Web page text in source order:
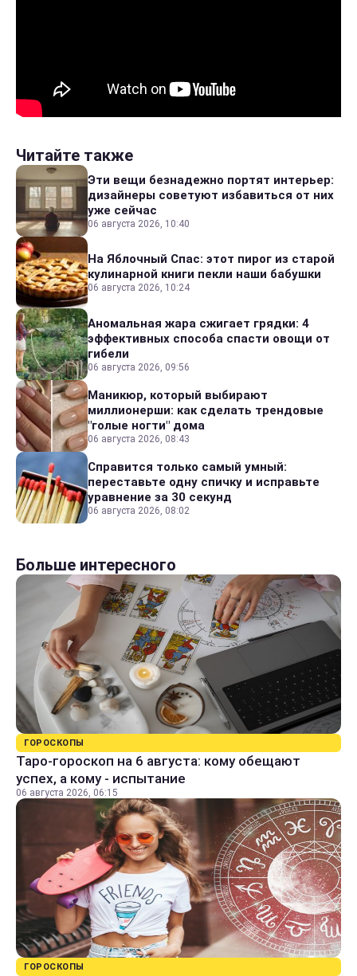
Читайте также
Эти вещи безнадежно портят интерьер:
дизайнеры советуют избавиться от них
уже сейчас
06 августа 2026, 10:40
На Яблочный Спас: этот пирог из старой
кулинарной книги пекли наши бабушки
06 августа 2026, 10:24
Аномальная жара сжигает грядки: 4
эффективных способа спасти овощи от
гибели
06 августа 2026, 09:56
Маникюр, который выбирают
миллионерши: как сделать трендовые
"голые ногти" дома
06 августа 2026, 08:43
Справится только самый умный:
переставьте одну спичку и исправьте
уравнение за 30 секунд
06 августа 2026, 08:02
Больше интересного
ГОРОСКОПЫ
Таро-гороскоп на 6 августа: кому обещают
успех, а кому - испытание
06 августа 2026, 06:15
ГОРОСКОПЫ